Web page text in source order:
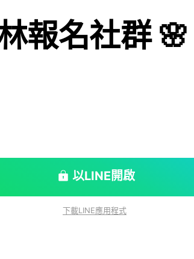
報名社群 🌸
以LINE開啟
下載LINE應用程式